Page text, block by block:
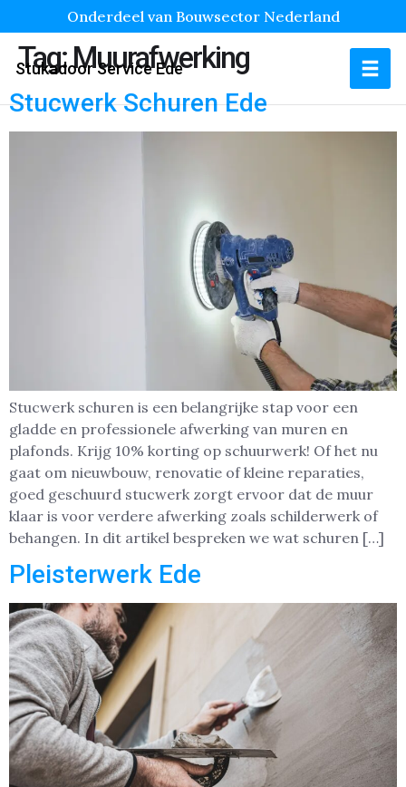
Onderdeel van Bouwsector Nederland
Stukadoor Service Ede
Tag:Muurafwerking
Stucwerk Schuren Ede
Stucwerk schuren is een belangrijke stap voor een
gladde en professionele afwerking van muren en
plafonds. Krijg 10% korting op schuurwerk! Of het nu
gaat om nieuwbouw, renovatie of kleine reparaties,
goed geschuurd stucwerk zorgt ervoor dat de muur
klaar is voor verdere afwerking zoals schilderwerk of
behangen. In dit artikel bespreken we wat schuren […]
Pleisterwerk Ede